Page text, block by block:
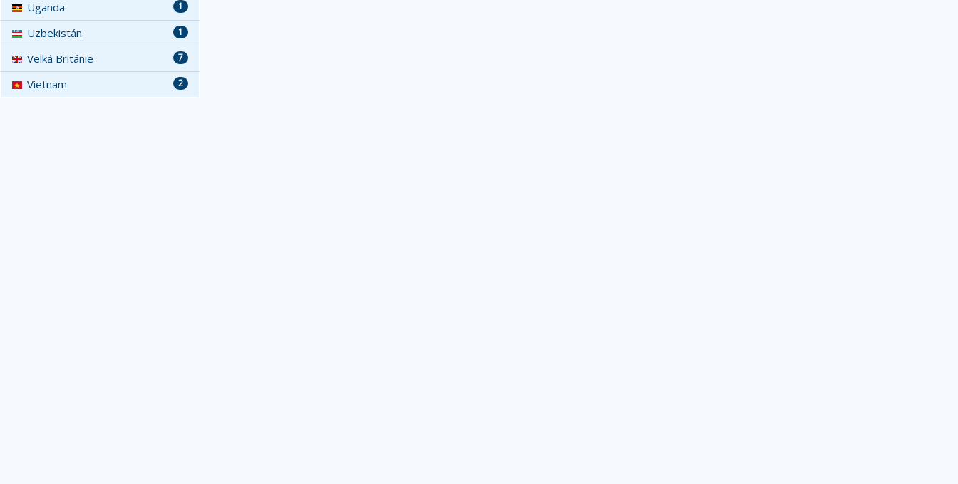
1
Uganda
1
Uzbekistán
7
Velká Británie
2
Vietnam